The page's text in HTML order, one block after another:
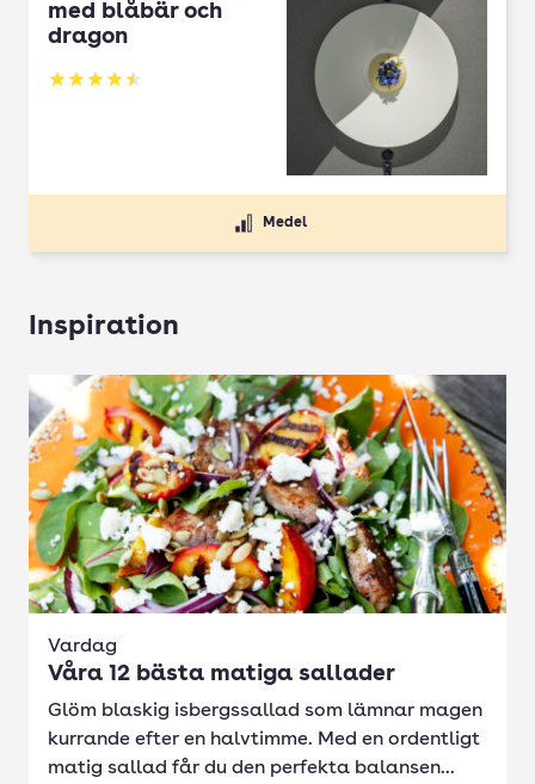
med blåbär och
dragon
Betyg: 4.5 av 5
Medel
Inspiration
Vardag
Våra 12 bästa matiga sallader
Glöm blaskig isbergssallad som lämnar magen
kurrande efter en halvtimme. Med en ordentligt
matig sallad får du den perfekta balansen...